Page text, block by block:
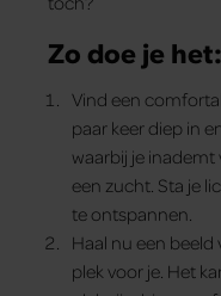
Zo doe je het:
Vind een
paar keer diep in
waarbij je inademt
een zucht. Sta je
te ontspannen.
Haal nu een
plek voor je. Het